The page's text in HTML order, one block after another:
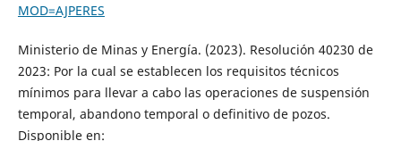
MOD=AJPERES
Ministerio de Minas y Energía. (2023). Resolución 40230 de
2023: Por la cual se establecen los requisitos técnicos
mínimos para llevar a cabo las operaciones de suspensión
temporal, abandono temporal o definitivo de pozos.
Disponible en: